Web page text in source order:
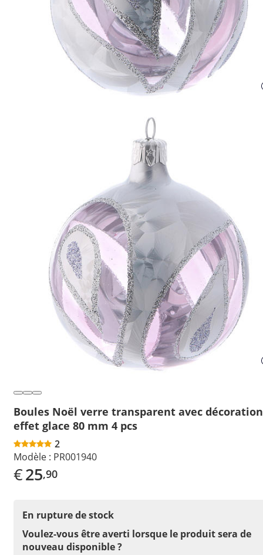
Boules Noël verre transparent avec décoration
effet glace 80 mm 4 pcs
2
Modèle : PR001940
€25,90
En rupture de stock
Voulez-vous être averti lorsque le produit sera de
nouveau disponible ?